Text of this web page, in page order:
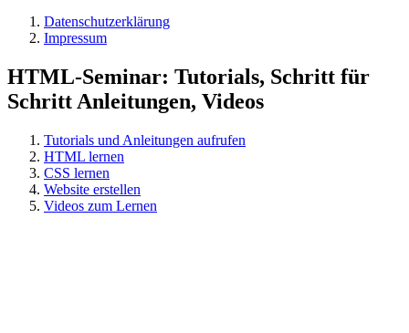
Datenschutzerklärung
Impressum
HTML-Seminar: Tutorials, Schritt für
Schritt Anleitungen, Videos
Tutorials und Anleitungen aufrufen
HTML lernen
CSS lernen
Website erstellen
Videos zum Lernen